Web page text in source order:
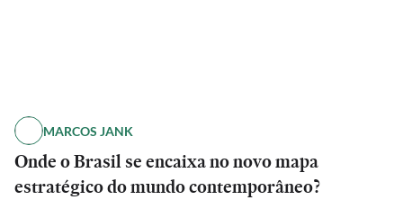
MARCOS JANK
Onde o Brasil se encaixa no novo mapa
estratégico do mundo contemporâneo?